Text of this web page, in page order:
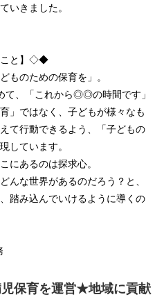
いきました。
こと】◇◆
ものための保育を」。
て、「これから◎◎の時間です」
」ではなく、子どもが様々なも
て行動できるよう、「子どもの
しています。
にあるのは探求心。
んな世界があるのだろう？と、
踏み込んでいけるように導くの
保育を運営★地域に貢献